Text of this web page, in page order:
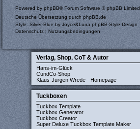
Powered by phpBB® Forum Software © phpBB Limited
Deutsche Übersetzung durch phpBB.de
Style: Silver-Blue by Joyce&LunaphpBB-Style-Design
Datenschutz |Nutzungsbedingungen
Verlag, Shop, CoT & Autor
Hans-im-Glück
CundCo-Shop
Klaus-Jürgen Wrede - Homepage
Tuckboxen
Tuckbox Template
Tuckbox Generator
Tuckbox Creator
Super Deluxe Tuckbox Template Maker